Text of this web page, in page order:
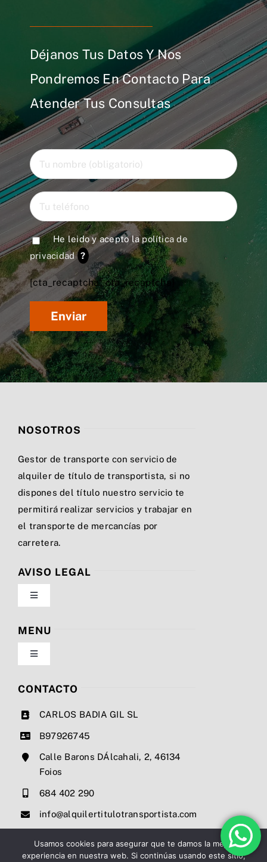
Déjanos Tus Datos Y Nos
Pondremos En Contacto Para
Atender Tus Consultas
He leido y acepto lapolítica de
privacidad ?
[cta_recaptcha* cta_recaptcha]
NOSOTROS
Gestor de transporte con servicio de
alquiler de título de transportista, si no
dispones del título nuestro servicio te
permitirá realizar servicios y trabajar en
el transporte de mercancías por
carretera.
AVISO LEGAL
Toggle
Navigation
Política de privacidad
Condiciones de uso
MENU
Toggle
Navigation
Nosotros
Precios
Contacto
CONTACTO
CARLOS BADIA GIL SL
B97926745
Calle Barons DÁlcahali, 2, 46134
Foios
684 402 290
info@alquilertitulotransportista.com
Usamos cookies para asegurar que te damos la mejor
experiencia en nuestra web. Si continúas usando este sitio,